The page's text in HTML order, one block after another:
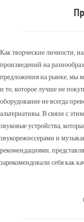
Как творческие личности,
произведений на
предложения на рынке, мы
и то, которое лучше не
оборудование не всегда
альтернативы. В связи с
звуковые устройства,
звукорежиссерами и
рекомендациями,
зарекомендовали себя как